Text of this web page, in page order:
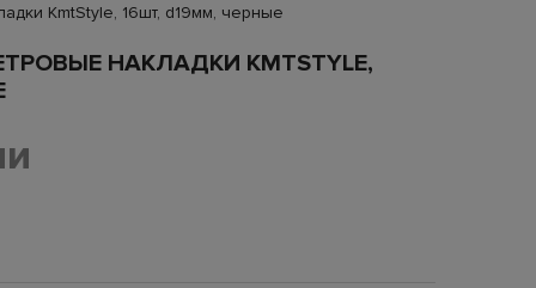
KmtStyle, 16шт, d19мм, черные
НАКЛАДКИ KMTSTYLE,